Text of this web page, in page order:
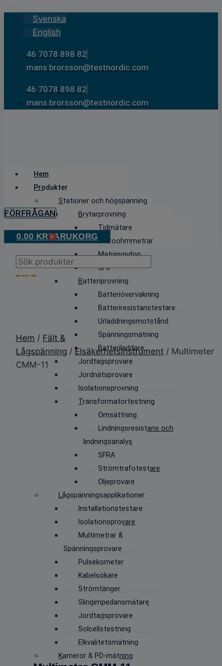
Skip
content
Svenska
English
46 7078 898 82
mans.brorsson@testnordic.com
46 7078 898 82
mans.brorsson@testnordic.com
Hem
Produkter
Stationer och högspänning
Brytarprovning
Tidmätare
Mikroohmmetrar
Matningsdon
SF6
Batteriprovning
Batteriövervakning
Batteriresistanstestare
Urladdningsmotstånd
Spänningsmätning
Batteriladdare
Jordtagsprovare
Jordnätsprovare
Isolationsprovning
Transformatortestning
Omsättning
Lindningsresistans och
lindningsanalys
SFRA
Strömtrafotestare
Oljeprovare
Lågspänningsapplikationer
Installationstestare
Isolationsprovare
Multimetrar &
Spänningsprovare
Pulsekometer
Kabelsökare
Strömtänger
Slingimpedansmätare
Jordtagsprovare
Solcellstestning
Elkvalitetsmätning
Kameror & PD-mätning
FÖRFRÅGAN
0,00 KR 0
VARUKORG
Products
search
SÖK
Hem / Fält &
Lågspänning / Elsäkerhetsinstrument / Multimeter
CMM-11